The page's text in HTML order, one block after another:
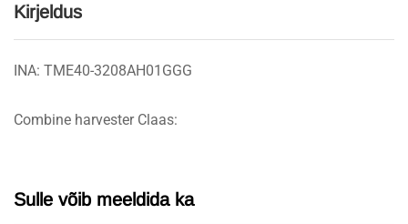
Kirjeldus
INA: TME40-3208AH01GGG
Combine harvester Claas:
Sulle võib meeldida ka